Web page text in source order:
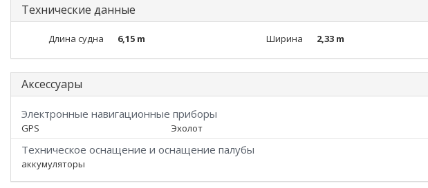
Технические данные
Длина судна 6,15 m Ширина 2,33 m
Аксессуары
Электронные навигационные приборы
GPS Эхолот
Техническое оснащение и оснащение палубы
аккумуляторы